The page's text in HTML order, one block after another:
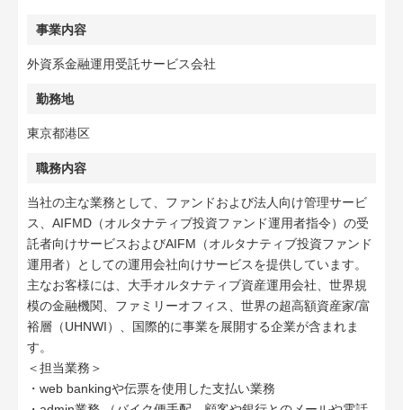
事業内容
外資系金融運用受託サービス会社
勤務地
東京都港区
職務内容
当社の主な業務として、ファンドおよび法人向け管理サービ
ス、AIFMD（オルタナティブ投資ファンド運用者指令）の受
託者向けサービスおよびAIFM（オルタナティブ投資ファンド
運用者）としての運用会社向けサービスを提供しています。
主なお客様には、大手オルタナティブ資産運用会社、世界規
模の金融機関、ファミリーオフィス、世界の超高額資産家/富
裕層（UHNWI）、国際的に事業を展開する企業が含まれま
す。
＜担当業務＞
・web bankingや伝票を使用した支払い業務